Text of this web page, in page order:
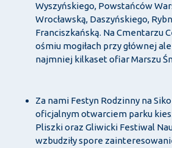
Wyszyńskiego, Powstańców
Wrocławską, Daszyńskiego,
Franciszkańską. Na Cmentarzu
ośmiu mogiłach przy głównej
najmniej kilkaset ofiar Marszu
Za nami Festyn Rodzinny na
oficjalnym otwarciem parku
Pliszki oraz Gliwicki Festiwal
wzbudziły spore